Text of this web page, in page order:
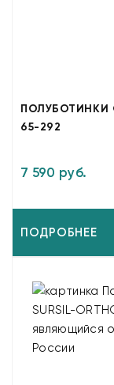
ПОЛУБОТИНКИ
65-292
7 590 руб.
ПОДРОБНЕЕ